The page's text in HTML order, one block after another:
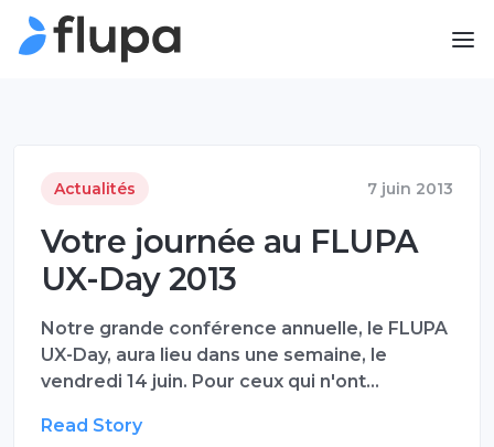
Actualités 7 juin 2013
Votre journée au FLUPA
UX-Day 2013
Notre grande conférence annuelle, le FLUPA
UX-Day, aura lieu dans une semaine, le
vendredi 14 juin. Pour ceux qui n'ont…
Read Story